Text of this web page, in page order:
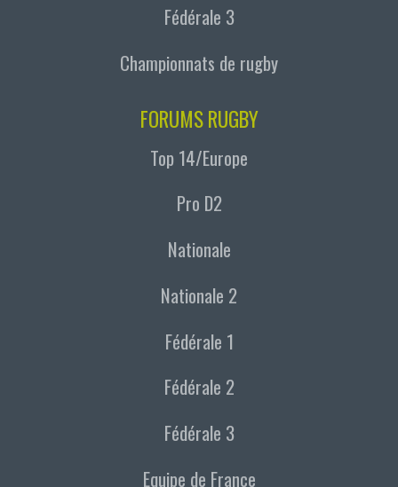
Fédérale 3
Championnats de rugby
FORUMS RUGBY
Top 14/Europe
Pro D2
Nationale
Nationale 2
Fédérale 1
Fédérale 2
Fédérale 3
Equipe de France